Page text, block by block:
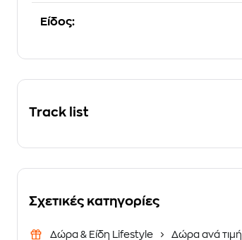
Είδος:
Track list
Σχετικές κατηγορίες
Δώρα & Είδη Lifestyle Δώρα ανά τιμή